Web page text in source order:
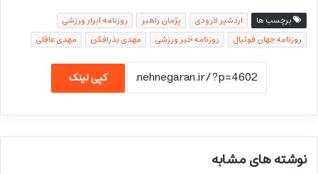
برچسب ها اردشیر لارودی پژمان راهبر
روزنامه ابرار ورزشی
روزنامه جهان فوتبال
روزنامه خبر ورزشی مهدی بذرافکن مهدی عاقلی
کپی لینک
نوشته های مشابه